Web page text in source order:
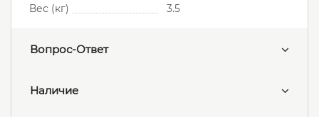
Вес (кг)
3.5
Вопрос-Ответ
Наличие